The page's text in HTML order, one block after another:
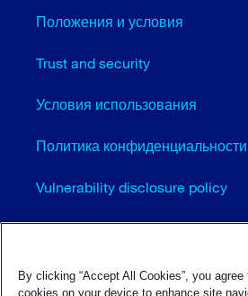
Положения и условия
Trust and security
Условия использования
Политика конфиденциальности
Vulnerability disclosure policy
Cookie settings (EN)
Карта сайта
By clicking “Accept All Cookies”, you
cookies on your device to enhance site